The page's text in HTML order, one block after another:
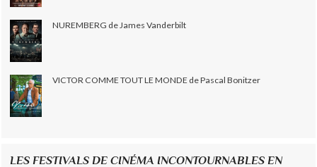
NUREMBERG de James Vanderbilt
VICTOR COMME TOUT LE MONDE de Pascal Bonitzer
LES FESTIVALS DE CINÉMA INCONTOURNABLES EN